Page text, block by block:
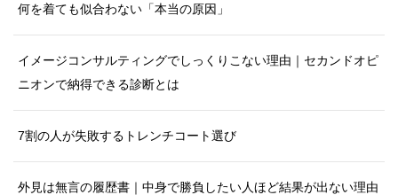
何を着ても似合わない「本当の原因」
イメージコンサルティングでしっくりこない理由｜セカンドオピ
ニオンで納得できる診断とは
7割の人が失敗するトレンチコート選び
外見は無言の履歴書｜中身で勝負したい人ほど結果が出ない理由